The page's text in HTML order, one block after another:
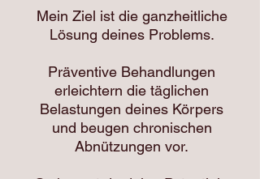
Mein Ziel ist die ganzheitliche
Lösung deines Problems.
Präventive Behandlungen
erleichtern die täglichen
Belastungen deines Körpers
und beugen chronischen
Abnützungen vor.